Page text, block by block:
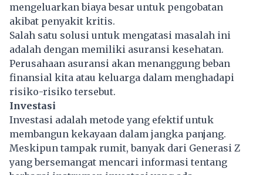
mengeluarkan biaya besar untuk pengobatan
akibat penyakit kritis.
Salah satu solusi untuk mengatasi masalah ini
adalah dengan memiliki asuransi kesehatan.
Perusahaan asuransi akan menanggung beban
finansial kita atau keluarga dalam menghadapi
risiko-risiko tersebut.
Investasi
Investasi adalah metode yang efektif untuk
membangun kekayaan dalam jangka panjang.
Meskipun tampak rumit, banyak dari Generasi Z
yang bersemangat mencari informasi tentang